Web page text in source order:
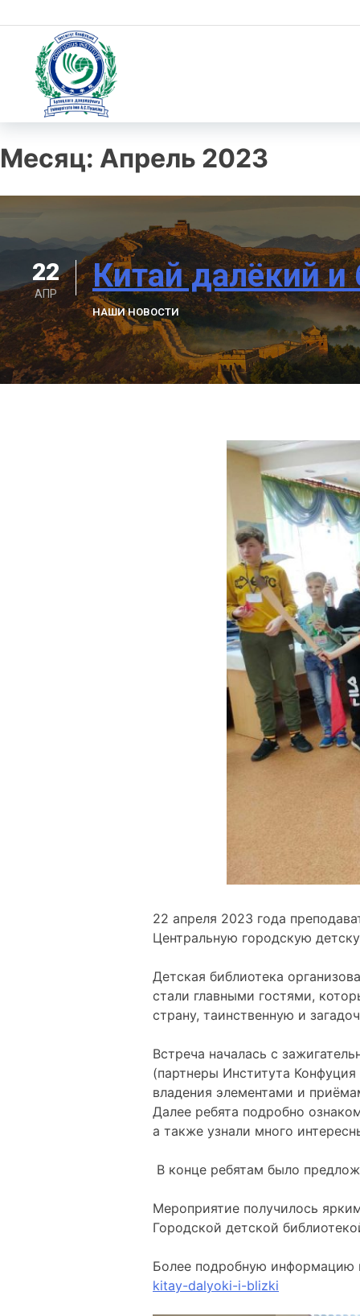
to
content
Месяц: Апрель 2023
22
АПР Китай далёкий и
НАШИ НОВОСТИ
22 апреля 2023 года
Центральную городскую
Детская библиотека
стали главными гостями,
страну, таинственную и
Встреча началась с
(партнеры Института
владения элементами и
Далее ребята подробно
а также узнали много
В конце ребятам было
Мероприятие получилось
Городской детской
Более подробную
kitay-dalyoki-i-blizki